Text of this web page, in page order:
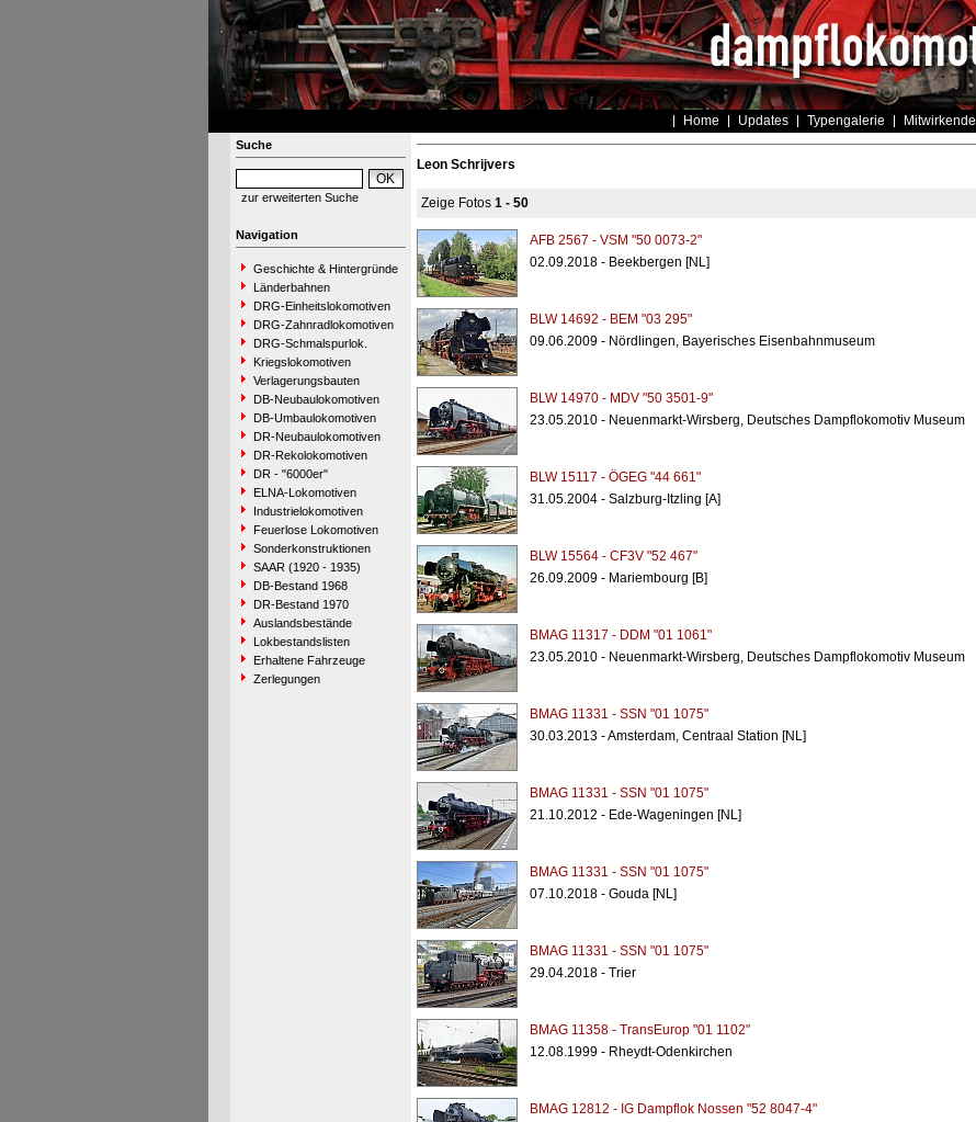
Home Updates Typengalerie Mitwirkende
Suche
zur erweiterten Suche
Navigation
Geschichte & Hintergründe
Länderbahnen
DRG-Einheitslokomotiven
DRG-Zahnradlokomotiven
DRG-Schmalspurlok.
Kriegslokomotiven
Verlagerungsbauten
DB-Neubaulokomotiven
DB-Umbaulokomotiven
DR-Neubaulokomotiven
DR-Rekolokomotiven
DR - "6000er"
ELNA-Lokomotiven
Industrielokomotiven
Feuerlose Lokomotiven
Sonderkonstruktionen
SAAR (1920 - 1935)
DB-Bestand 1968
DR-Bestand 1970
Auslandsbestände
Lokbestandslisten
Erhaltene Fahrzeuge
Zerlegungen
Leon Schrijvers
Zeige Fotos 1 - 50
AFB 2567 - VSM "50 0073-2"
02.09.2018 - Beekbergen [NL]
BLW 14692 - BEM "03 295"
09.06.2009 - Nördlingen, Bayerisches Eisenbahnmuseum
BLW 14970 - MDV "50 3501-9"
23.05.2010 - Neuenmarkt-Wirsberg, Deutsches Dampflokomotiv Museum
BLW 15117 - ÖGEG "44 661"
31.05.2004 - Salzburg-Itzling [A]
BLW 15564 - CF3V "52 467"
26.09.2009 - Mariembourg [B]
BMAG 11317 - DDM "01 1061"
23.05.2010 - Neuenmarkt-Wirsberg, Deutsches Dampflokomotiv Museum
BMAG 11331 - SSN "01 1075"
30.03.2013 - Amsterdam, Centraal Station [NL]
BMAG 11331 - SSN "01 1075"
21.10.2012 - Ede-Wageningen [NL]
BMAG 11331 - SSN "01 1075"
07.10.2018 - Gouda [NL]
BMAG 11331 - SSN "01 1075"
29.04.2018 - Trier
BMAG 11358 - TransEurop "01 1102"
12.08.1999 - Rheydt-Odenkirchen
BMAG 12812 - IG Dampflok Nossen "52 8047-4"